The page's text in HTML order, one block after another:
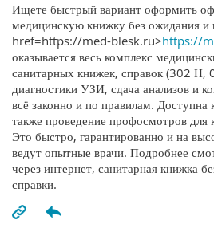
Ищете быстрый вариант оформить
медицинскую книжку без ожидания и
href=https://med-blesk.ru>https://
оказывается весь комплекс
санитарных книжек, справок (302
диагностики УЗИ, сдача анализов и
всё законно и по правилам. Доступна
также проведение профосмотров для
Это быстро, гарантированно и на
ведут опытные врачи. Подробнее
через интернет, санитарная книжка
справки.